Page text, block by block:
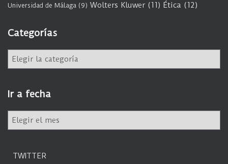
Universidad de Málaga (9) Wolters Kluwer (11) Ética (12)
Categorías
e
g
o
í
Ir a fecha
TWITTER